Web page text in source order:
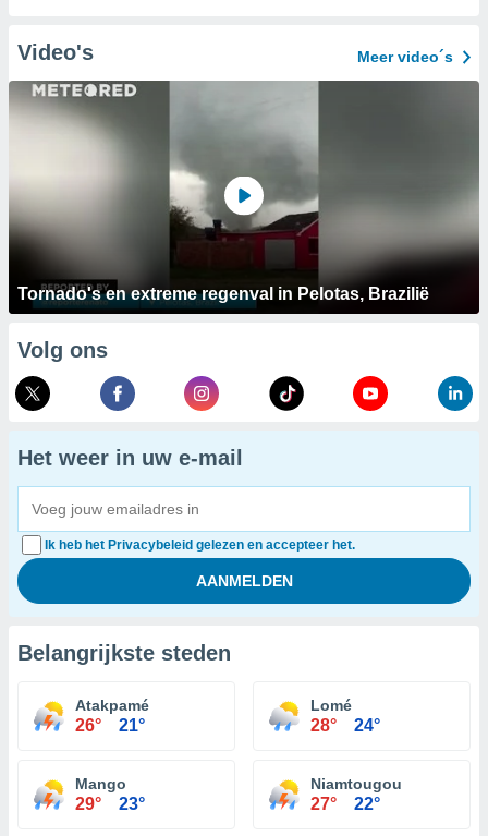
Video's Meer video´s
Tornado's en extreme regenval in Pelotas, Brazilië
Volg ons
Het weer in uw e-mail
Ik heb het Privacybeleid gelezen en accepteer het.
Belangrijkste steden
Atakpamé
26° 21°
Lomé
28° 24°
Mango
29° 23°
Niamtougou
27° 22°